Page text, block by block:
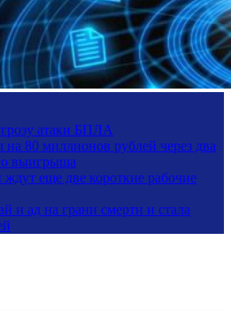
атаки БПЛА
80 миллионов рублей через два
выигрыша
еще две короткие рабочие
и ад на грани смерти и стала